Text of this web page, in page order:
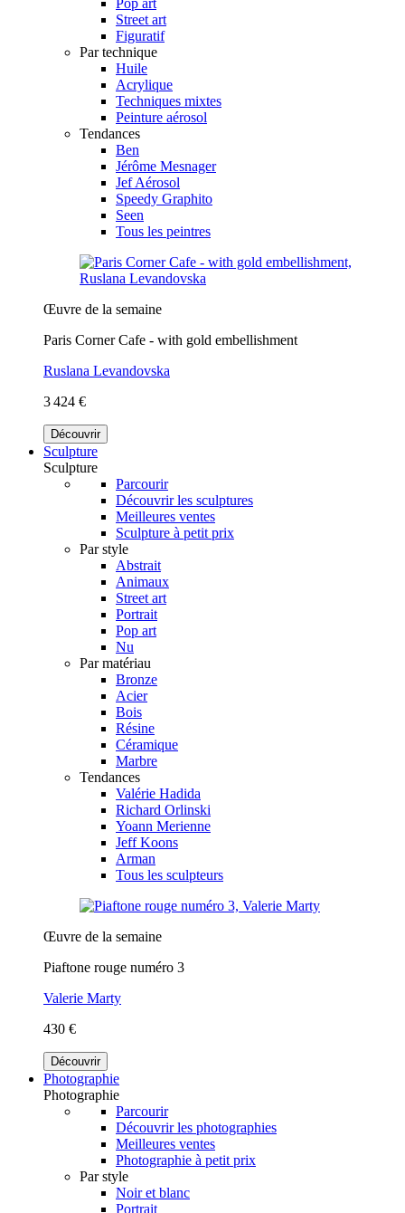
Street art
Figuratif
Par technique
Huile
Acrylique
Techniques mixtes
Peinture aérosol
Tendances
Ben
Jérôme Mesnager
Jef Aérosol
Speedy Graphito
Seen
Tous les peintres
Œuvre de la semaine
Paris Corner Cafe - with gold embellishment
Ruslana Levandovska
3 424 €
Découvrir
Sculpture
Sculpture
Parcourir
Découvrir les sculptures
Meilleures ventes
Sculpture à petit prix
Par style
Abstrait
Animaux
Street art
Portrait
Pop art
Nu
Par matériau
Bronze
Acier
Bois
Résine
Céramique
Marbre
Tendances
Valérie Hadida
Richard Orlinski
Yoann Merienne
Jeff Koons
Arman
Tous les sculpteurs
Œuvre de la semaine
Piaftone rouge numéro 3
Valerie Marty
430 €
Découvrir
Photographie
Photographie
Parcourir
Découvrir les photographies
Meilleures ventes
Photographie à petit prix
Par style
Noir et blanc
Portrait